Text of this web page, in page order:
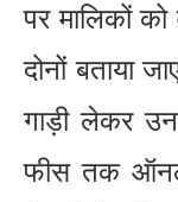
पर मालिकों
दोनों बताया
गाड़ी लेकर
फीस तक